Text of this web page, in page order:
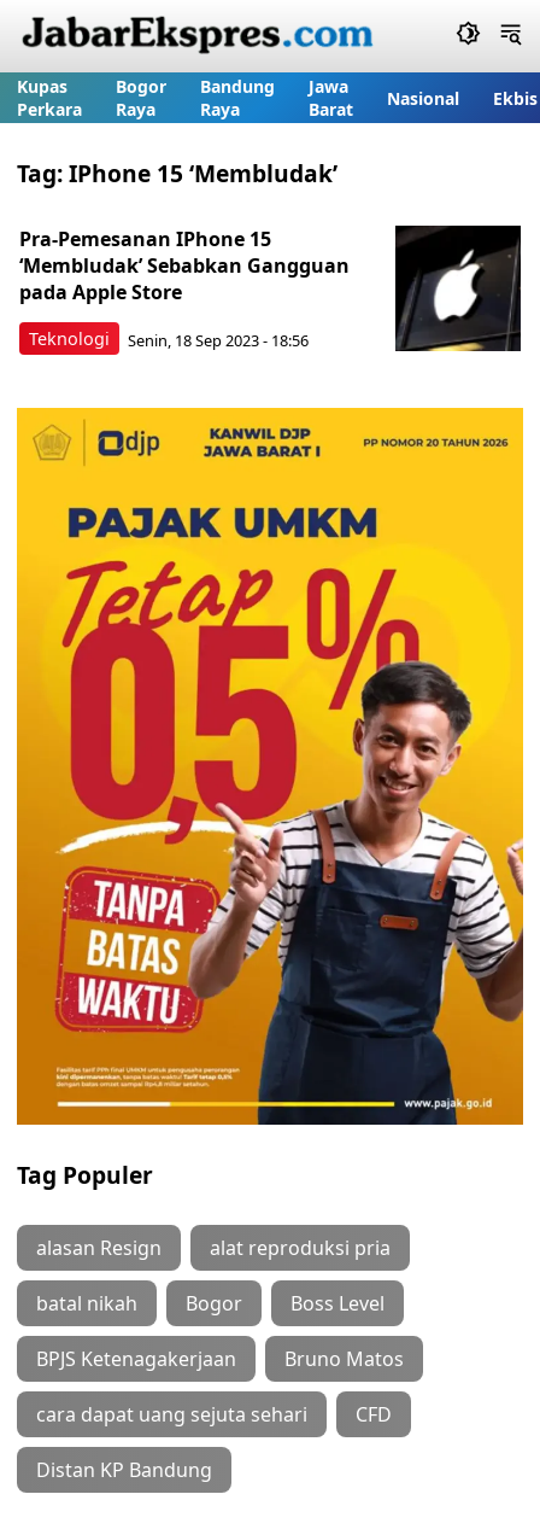
Kupas
Perkara
Bogor
Raya
Bandung
Raya
Jawa
Barat
Nasional Ekbis
Tag:IPhone 15 ‘Membludak’
Teknologi
Pra-Pemesanan IPhone 15
‘Membludak’ Sebabkan Gangguan
pada Apple Store
Senin, 18 Sep 2023 - 18:56
Tag Populer
alasan Resign alat reproduksi pria
batal nikah Bogor Boss Level
BPJS Ketenagakerjaan Bruno Matos
cara dapat uang sejuta sehari CFD
Distan KP Bandung